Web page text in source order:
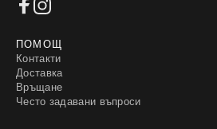
ПОМОЩ
Контакти
Доставка
Връщане
Често задавани въпроси